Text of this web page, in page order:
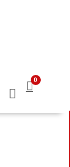
0